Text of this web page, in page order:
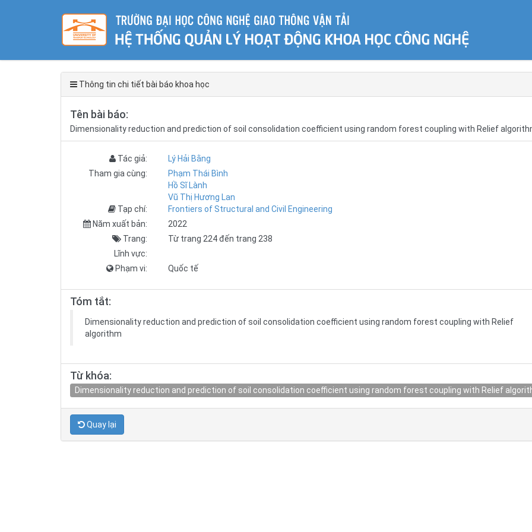
Thông tin chi tiết bài báo khoa học
Tên bài báo:
Dimensionality reduction and prediction of soil consolidation coefficient using random forest coupling with Relief
Tác giả:
Lý Hải Bằng
Tham gia cùng:
Phạm Thái Bình
Hồ Sĩ Lành
Vũ Thị Hương Lan
Tạp chí:
Frontiers of Structural and Civil Engineering
Năm xuất bản:
2022
Trang:
Từ trang 224 đến trang 238
Lĩnh vực:
Phạm vi:
Quốc tế
Tóm tắt:
Dimensionality reduction and prediction of soil consolidation coefficient using random forest coupling with Relief
algorithm
Từ khóa:
Dimensionality reduction and prediction of soil consolidation coefficient using random forest coupling with Relief
Quay lại